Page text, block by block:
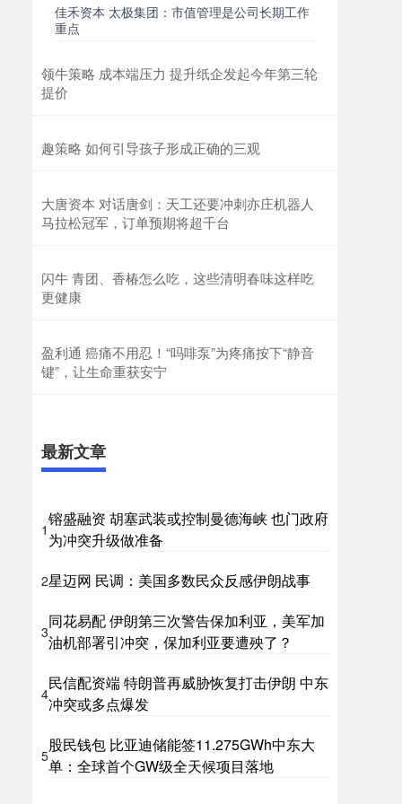
佳禾资本 太极集团：市值管理是公司长期工作
重点
领牛策略 成本端压力 提升纸企发起今年第三轮
提价
趣策略 如何引导孩子形成正确的三观
大唐资本 对话唐剑：天工还要冲刺亦庄机器人
马拉松冠军，订单预期将超千台
闪牛 青团、香椿怎么吃，这些清明春味这样吃
更健康
盈利通 癌痛不用忍！“吗啡泵”为疼痛按下“静音
键”，让生命重获安宁
最新文章
1
镕盛融资 胡塞武装或控制曼德海峡 也门政府
为冲突升级做准备
2星迈网 民调：美国多数民众反感伊朗战事
3
同花易配 伊朗第三次警告保加利亚，美军加
油机部署引冲突，保加利亚要遭殃了？
4
民信配资端 特朗普再威胁恢复打击伊朗 中东
冲突或多点爆发
5
股民钱包 比亚迪储能签11.275GWh中东大
单：全球首个GW级全天候项目落地